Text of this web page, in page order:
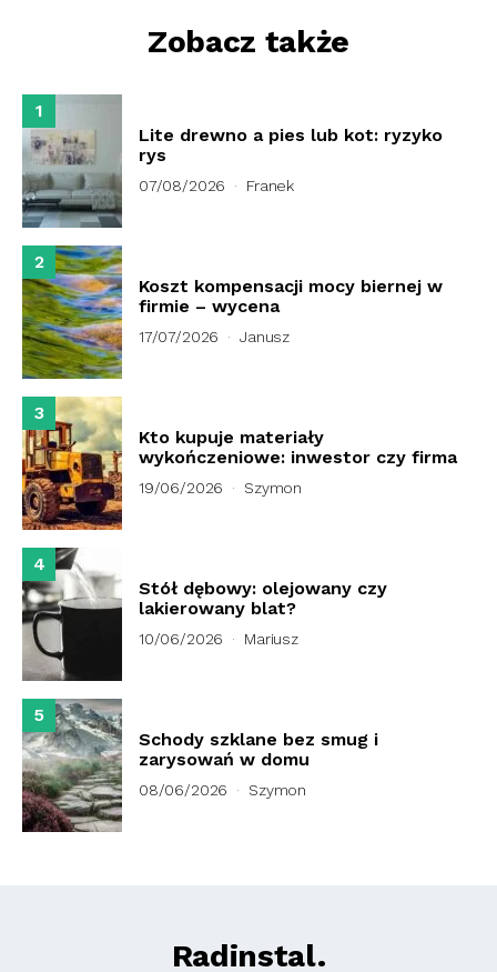
Zobacz także
1
Lite drewno a pies lub kot: ryzyko
rys
07/08/2026 Franek
2
Koszt kompensacji mocy biernej w
firmie – wycena
17/07/2026 Janusz
3
Kto kupuje materiały
wykończeniowe: inwestor czy firma
19/06/2026 Szymon
4
Stół dębowy: olejowany czy
lakierowany blat?
10/06/2026 Mariusz
5
Schody szklane bez smug i
zarysowań w domu
08/06/2026 Szymon
Radinstal.